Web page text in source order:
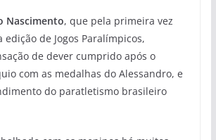
Nascimento, que pela primeira vez
edição de Jogos Paralímpicos,
de dever cumprido após o
com as medalhas do Alessandro, e
do paratletismo brasileiro